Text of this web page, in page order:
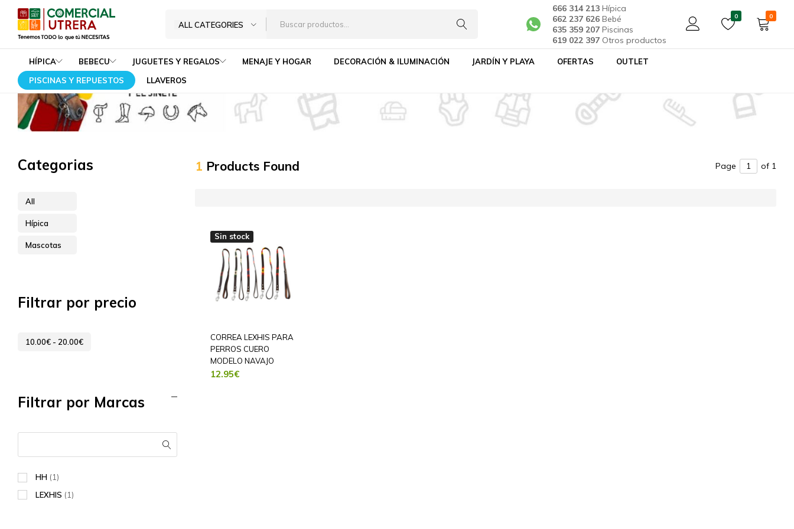
Comercial
Utrera
Tenemos
TODO
lo
que
NECESITAS
ALL CATEGORIES
666 314 213 Hípica
662 237 626 Bebé
635 359 207 Piscinas
619 022 397 Otros productos
0 0
HÍPICA BEBECU JUGUETES Y REGALOS MENAJE Y HOGAR DECORACIÓN & ILUMINACIÓN JARDÍN Y PLAYA OFERTAS
OUTLET
PISCINAS Y REPUESTOS
LLAVEROS
Home Hípica Mascotas
1 Products Found Page of 1
Sin stock
CORREA LEXHIS PARA
PERROS CUERO
MODELO NAVAJO
12.95€
Categorias
All
Hípica
Mascotas
Filtrar por precio
10.00€ - 20.00€
Filtrar por Marcas
HH (1)
LEXHIS (1)